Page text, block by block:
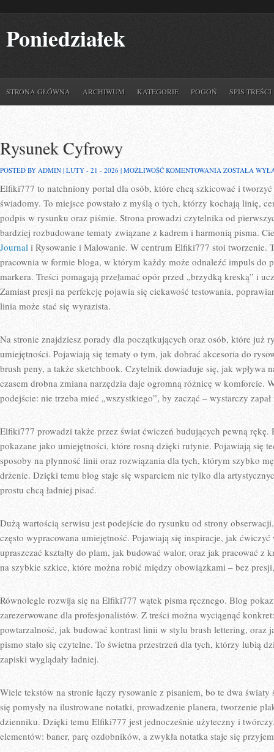
Poniedziałek
STRONA GŁÓWNA ARCHIWUM KATEGORIE POGOŃ SPIS TREŚCI
Rysunek Cyfrowy
POSTED BY ADMIN | LUTY - 21 - 2026 | MOŻLIWOŚĆ KOMENTOWANIA RYSUNEK
ZOSTAŁA
Elfiki777 to natchniony portal dla osób, które chcą szkicować i
świadomy. To miejsce powstało z myślą o tych, którzy kochają linię,
podpis w rysunku oraz piśmie. Strona prowadzi czytelnika od
bardziej rozbudowane tematy związane z kadrem i harmonią pisma.
Journal i Rysowanie i Malowanie. W centrum Elfiki777 stoi tworzenie.
pracownia w formie bloga, w którym każdy może odnaleźć impuls do
markera. Treści pomagają przełamać opór przed „brzydką kreską” i
Zamiast presji na perfekcję pojawia się ciekawość testowania,
linia może stać się wyrazista.
Na stronie znajdziesz porady dla początkujących oraz osób, które już
umiejętności. Pojawiają się tematy o tym, jak dobrać akcesoria do
brush peny, a także sketchbook. Czytelnik dowiaduje się, jak wpływa
czasem drobna zmiana narzędzia daje ogromną różnicę w komforcie.
podejście: nie trzeba mieć „wszystkiego”, by zacząć – wystarczy
Elfiki777 prowadzi także przez świat ćwiczeń budujących pewną rękę.
pokazane jako umiejętności, które rosną dzięki rutynie. Pojawiają się
sposoby na płynność linii oraz rozwiązania dla tych, którym szybko
drżenie. Dzięki temu blog staje się wsparciem nie tylko dla
prostu chcą ładniej pisać.
Dużą wartością serwisu jest podejście do rysunku od strony
często wypracowana umiejętność. Pojawiają się inspiracje, jak
upraszczać kształty do plam, jak budować walor, oraz jak pracować z
na szybkie szkice, które można robić między obowiązkami – bez
Równolegle rozwija się na Elfiki777 wątek pisma ręcznego. Blog
zarezerwowane dla profesjonalistów. Z treści można wyciągnąć
powtarzalność, jak budować kontrast linii w stylu brush lettering, oraz
pismo stało się czytelne. To świetna przestrzeń dla tych, którzy lubią
zapiski wyglądały ładniej.
Wiele tekstów na stronie łączy rysowanie z pisaniem, bo te dwa światy
się pomysły na ilustrowane notatki, prowadzenie planera, tworzenie
dzienniku. Dzięki temu Elfiki777 jest jednocześnie użyteczny i
elementów: baner, parę ozdobników, a zwykła notatka staje się